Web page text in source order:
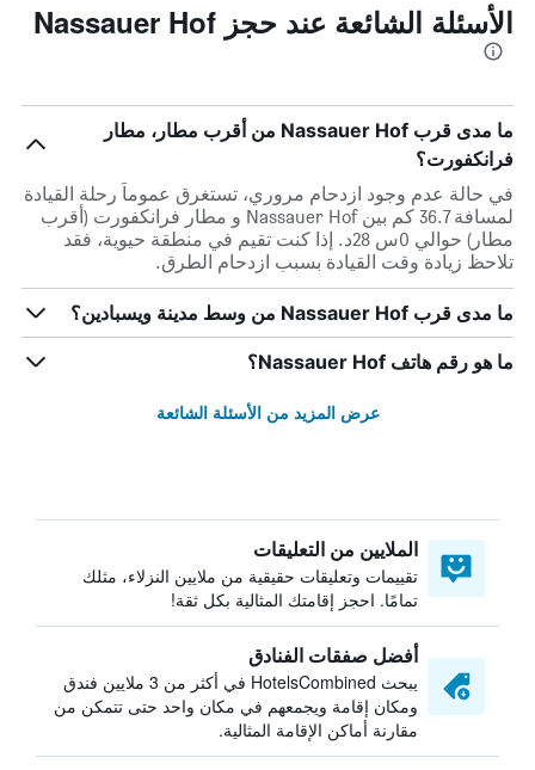
الأسئلة الشائعة عند حجز Nassauer Hof
ما مدى قرب Nassauer Hof من أقرب مطار، مطار
فرانكفورت؟
في حالة عدم وجود ازدحام مروري، تستغرق عموماً رحلة القيادة
لمسافة 36.7 كم بين Nassauer Hof و مطار فرانكفورت (أقرب
مطار) حوالي 0س 28د. إذا كنت تقيم في منطقة حيوية، فقد
تلاحظ زيادة وقت القيادة بسبب ازدحام الطرق.
ما مدى قرب Nassauer Hof من وسط مدينة ويسبادين؟
ما هو رقم هاتف Nassauer Hof؟
عرض المزيد من الأسئلة الشائعة
الملايين من التعليقات
تقييمات وتعليقات حقيقية من ملايين النزلاء، مثلك
تمامًا. احجز إقامتك المثالية بكل ثقة!
أفضل صفقات الفنادق
يبحث HotelsCombined في أكثر من 3 ملايين فندق
ومكان إقامة ويجمعهم في مكان واحد حتى تتمكن من
مقارنة أماكن الإقامة المثالية.